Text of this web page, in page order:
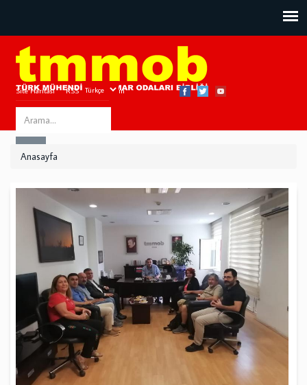
Site Haritası RSS Bize Ulaşın
Search
this
Anasayfa